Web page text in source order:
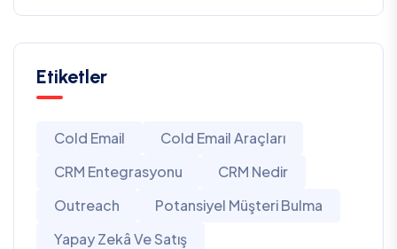
Etiketler
Cold Email
Cold Email Araçları
CRM Entegrasyonu
CRM Nedir
Outreach
Potansiyel Müşteri Bulma
Yapay Zekâ Ve Satış